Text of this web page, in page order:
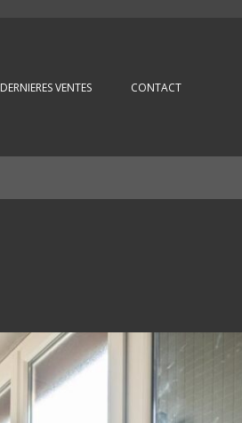
DERNIERES VENTES CONTACT